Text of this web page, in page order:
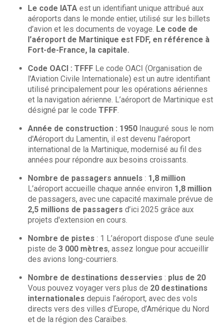
Le code IATA est un identifiant unique attribué aux
aéroports dans le monde entier, utilisé sur les billets
d’avion et les documents de voyage. Le code de
l’aéroport de Martinique est FDF, en référence à
Fort-de-France, la capitale.
Code OACI : TFFF Le code OACI (Organisation de
l'Aviation Civile Internationale) est un autre identifiant
utilisé principalement pour les opérations aériennes
et la navigation aérienne. L’aéroport de Martinique est
désigné par le code TFFF
Année de construction : 1950 Inauguré sous le nom
d'Aéroport du Lamentin, il est devenu l’aéroport
international de la Martinique, modernisé au fil des
années pour répondre aux besoins croissants.
Nombre de passagers annuels : 1,8 million
L’aéroport accueille chaque année environ 1,8 million
de passagers, avec une capacité maximale prévue de
2,5 millions de passagers d’ici 2025 grâce aux
projets d'extension en cours.
Nombre de pistes : 1 L’aéroport dispose d’une seule
piste de 3 000 mètres, assez longue pour accueillir
des avions long-courriers.
Nombre de destinations desservies : plus de 20
Vous pouvez voyager vers plus de 20 destinations
internationales depuis l’aéroport, avec des vols
directs vers des villes d’Europe, d’Amérique du Nord
et de la région des Caraïbes.